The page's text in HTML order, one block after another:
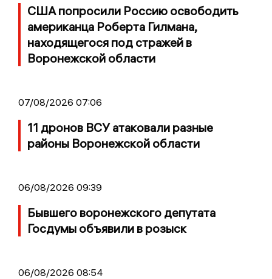
США попросили Россию освободить
американца Роберта Гилмана,
находящегося под стражей в
Воронежской области
07/08/2026 07:06
11 дронов ВСУ атаковали разные
районы Воронежской области
06/08/2026 09:39
Бывшего воронежского депутата
Госдумы объявили в розыск
06/08/2026 08:54